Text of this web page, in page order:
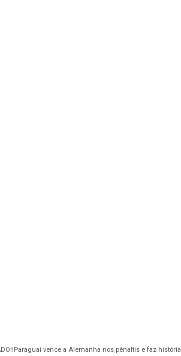
vence a Alemanha nos pênaltis e faz